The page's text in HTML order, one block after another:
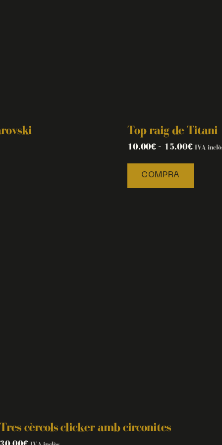
Top raig de Titani
10.00€– 15.00€ IVA
COMPRA
Tres cèrcols clicker amb circonites